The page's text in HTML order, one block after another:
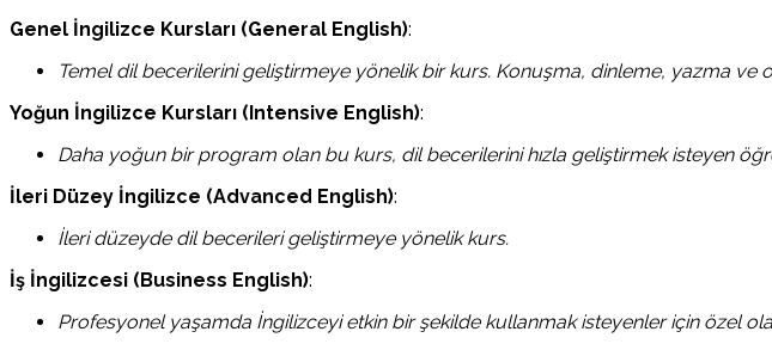
Genel İngilizce Kursları (General English):
Temel dil becerilerini geliştirmeye yönelik bir kurs. Konuşma, dinleme, yazma
Yoğun İngilizce Kursları (Intensive English):
Daha yoğun bir program olan bu kurs, dil becerilerini hızla geliştirmek isteyen
İleri Düzey İngilizce (Advanced English):
İleri düzeyde dil becerileri geliştirmeye yönelik kurs.
İş İngilizcesi (Business English):
Profesyonel yaşamda İngilizceyi etkin bir şekilde kullanmak isteyenler için özel